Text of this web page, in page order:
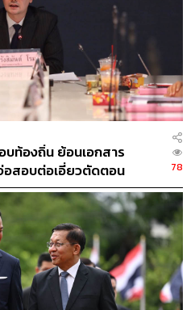
ท้องถิ่น ย้อนเอกสาร
อสอบต่อเอี่ยวตัดตอน
78